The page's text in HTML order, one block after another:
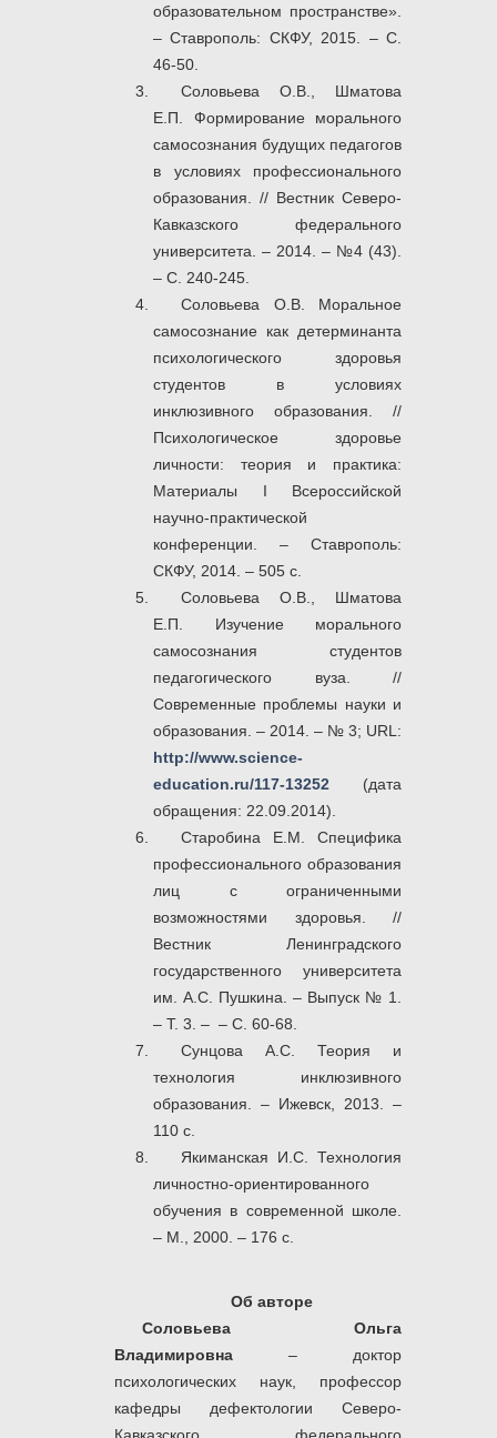
образовательном пространстве».
– Ставрополь: СКФУ, 2015. – С.
46-50.
Соловьева О.В., Шматова
Е.П. Формирование морального
самосознания будущих педагогов
в условиях профессионального
образования. // Вестник Северо-
Кавказского федерального
университета. – 2014. – №4 (43).
– С. 240-245.
Соловьева О.В. Моральное
самосознание как детерминанта
психологического здоровья
студентов в условиях
инклюзивного образования. //
Психологическое здоровье
личности: теория и практика:
Материалы I Всероссийской
научно-практической
конференции. – Ставрополь:
СКФУ, 2014. – 505 с.
Соловьева О.В., Шматова
Е.П. Изучение морального
самосознания студентов
педагогического вуза. //
Современные проблемы науки и
образования. – 2014. – № 3; URL:
http://www.science-
education.ru/117-13252 (дата
обращения: 22.09.2014).
Старобина Е.М. Специфика
профессионального образования
лиц с ограниченными
возможностями здоровья. //
Вестник Ленинградского
государственного университета
им. А.С. Пушкина. – Выпуск № 1.
– Т. 3. – – С. 60-68.
Сунцова А.С. Теория и
технология инклюзивного
образования. – Ижевск, 2013. –
110 с.
Якиманская И.С. Технология
личностно-ориентированного
обучения в современной школе.
– М., 2000. – 176 с.
Об авторе
Соловьева Ольга
Владимировна – доктор
психологических наук, профессор
кафедры дефектологии Северо-